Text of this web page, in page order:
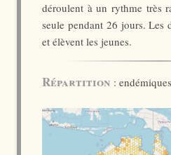
déroulent à un rythme très
seule pendant 26 jours. Les
et élèvent les jeunes.
Répartition :